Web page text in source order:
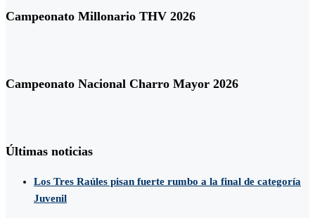
Campeonato Millonario THV 2026
Campeonato Nacional Charro Mayor 2026
Últimas noticias
Los Tres Raúles pisan fuerte rumbo a la final de categoría
Juvenil